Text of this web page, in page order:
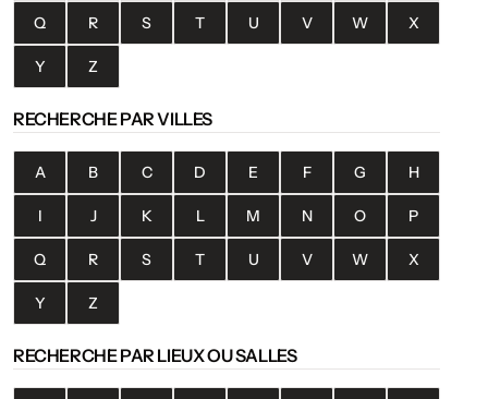
Q R S T U V W X
Y Z
RECHERCHE PAR VILLES
A B C D E F G H
I J K L M N O P
Q R S T U V W X
Y Z
RECHERCHE PAR LIEUX OU SALLES